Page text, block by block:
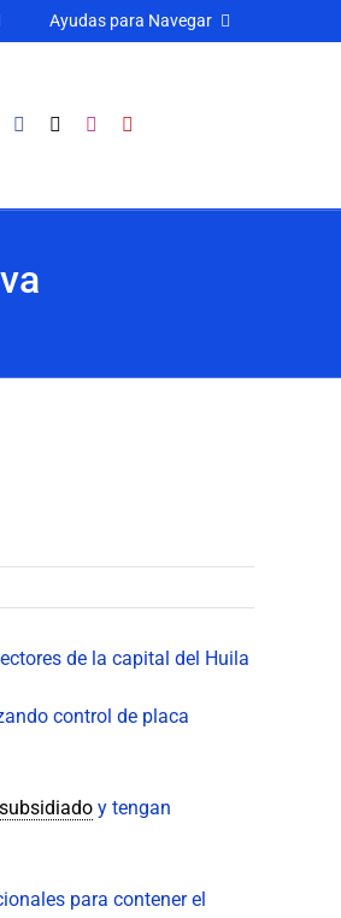
Ayudas para Navegar
de la capital del Huila
control de placa
y tengan
para contener el